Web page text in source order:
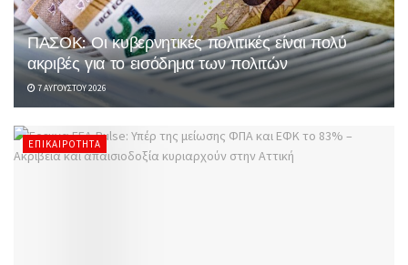
ΠΑΣΟΚ: Οι κυβερνητικές πολιτικές είναι πολύ
ακριβές για το εισόδημα των πολιτών
7 ΑΥΓΟΎΣΤΟΥ 2026
ΕΠΙΚΑΙΡΌΤΗΤΑ